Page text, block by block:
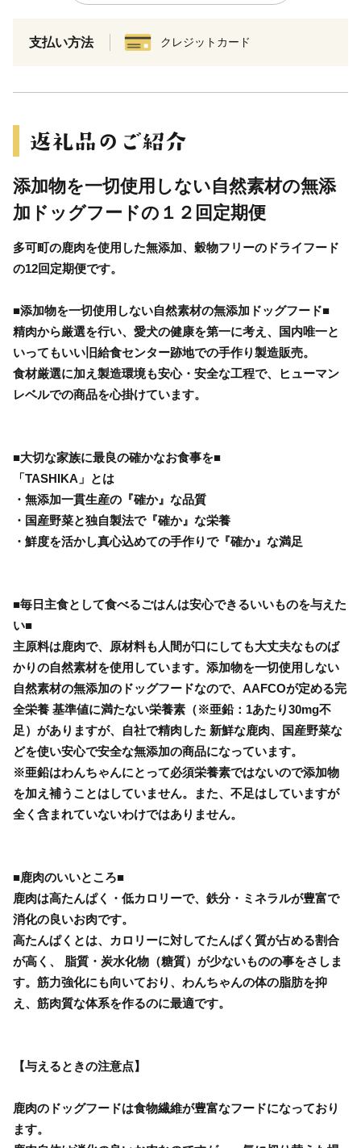
支払い方法 クレジットカード
添加物を一切使用しない自然素材の無添
加ドッグフードの１２回定期便
多可町の鹿肉を使用した無添加、穀物フリーのドライフード
の12回定期便です。
■添加物を一切使用しない自然素材の無添加ドッグフード■
精肉から厳選を行い、愛犬の健康を第一に考え、国内唯一と
いってもいい旧給食センター跡地での手作り製造販売。
食材厳選に加え製造環境も安心・安全な工程で、ヒューマン
レベルでの商品を心掛けています。
■大切な家族に最良の確かなお食事を■
「TASHIKA」とは
・無添加一貫生産の『確か』な品質
・国産野菜と独自製法で『確か』な栄養
・鮮度を活かし真心込めての手作りで『確か』な満足
■毎日主食として食べるごはんは安心できるいいものを与えた
い■
主原料は鹿肉で、原材料も人間が口にしても大丈夫なものば
かりの自然素材を使用しています。添加物を一切使用しない
自然素材の無添加のドッグフードなので、AAFCOが定める完
全栄養 基準値に満たない栄養素（※亜鉛：1あたり30mg不
足）がありますが、自社で精肉した 新鮮な鹿肉、国産野菜な
どを使い安心で安全な無添加の商品になっています。
※亜鉛はわんちゃんにとって必須栄養素ではないので添加物
を加え補うことはしていません。また、不足はしていますが
全く含まれていないわけではありません。
■鹿肉のいいところ■
鹿肉は高たんぱく・低カロリーで、鉄分・ミネラルが豊富で
消化の良いお肉です。
高たんぱくとは、カロリーに対してたんぱく質が占める割合
が高く、 脂質・炭水化物（糖質）が少ないものの事をさしま
す。筋力強化にも向いており、わんちゃんの体の脂肪を抑
え、筋肉質な体系を作るのに最適です。
【与えるときの注意点】
鹿肉のドッグフードは食物繊維が豊富なフードになっており
ます。